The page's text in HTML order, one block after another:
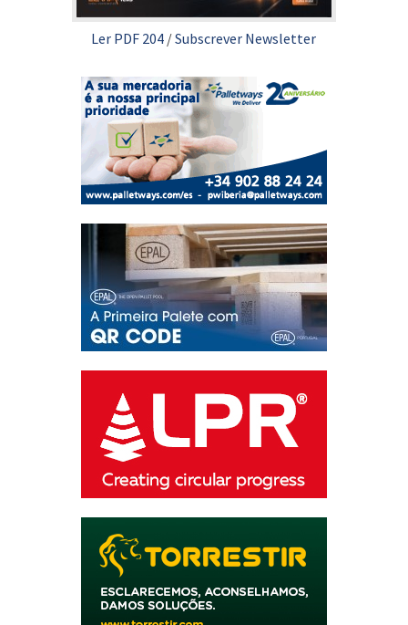
Ler PDF 204 /Subscrever Newsletter